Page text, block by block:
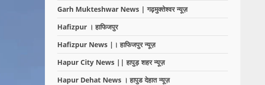
Garh Mukteshwar News | गढ़मुक्तेश्वर न्यूज़
Hafizpur । हाफिजपुर
Hafizpur News |। हाफिजपुर न्यूज़
Hapur City News || हापुड़ शहर न्यूज़
Hapur Dehat News । हापुड देहात न्यूज़